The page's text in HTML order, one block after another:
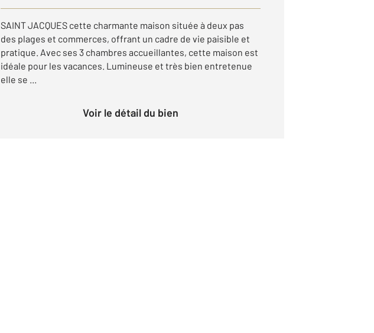
SAINT JACQUES cette charmante maison située à deux pas
des plages et commerces, offrant un cadre de vie paisible et
pratique. Avec ses 3 chambres accueillantes, cette maison est
idéale pour les vacances. Lumineuse et très bien entretenue
elle se ...
Voir le détail du bien